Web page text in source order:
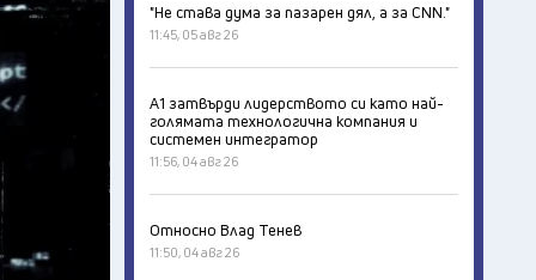
"Не става дума за пазарен дял, а за CNN."
11:45, 05 авг 26
А1 затвърди лидерството си като най-
голямата технологична компания и
системен интегратор
11:56, 04 авг 26
Относно Влад Тенев
11:50, 04 авг 26